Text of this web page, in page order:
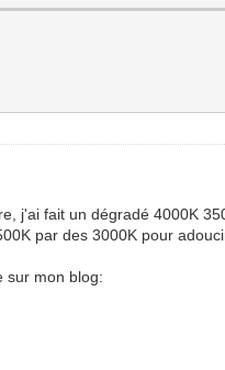
j'ai fait un dégradé 4000K
par des 3000K pour
sur mon blog: